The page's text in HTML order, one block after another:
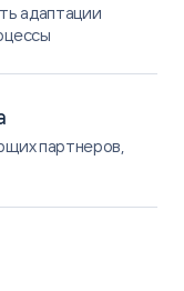
адаптации
партнeров,